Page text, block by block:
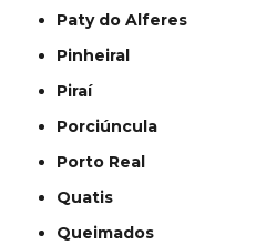
Paty do Alferes
Pinheiral
Piraí
Porciúncula
Porto Real
Quatis
Queimados